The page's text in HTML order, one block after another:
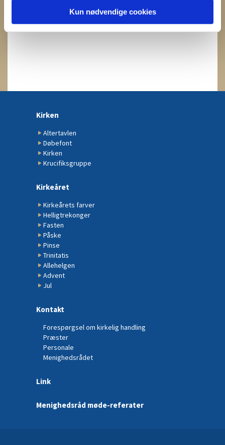
Kun nødvendige cookies
Kirken
Altertavlen
Døbefont
Kirken
Krucifiksgruppe
Kirkeåret
Kirkeårets farver
Helligtrekonger
Fasten
Påske
Pinse
Trinitatis
Allehelgen
Advent
Jul
Kontakt
Forespørgsel om kirkelig handling
Præster
Personale
Menighedsrådet
Link
Menighedsråd møde-referater